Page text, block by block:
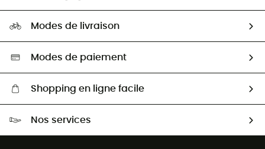
Seconde Main
Aide & Contact
HardGuides
Sélection éco-responsable
Modes de livraison
Modes de paiement
Shopping en ligne facile
Nos services